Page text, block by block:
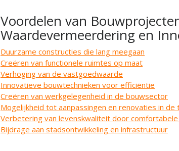
Voordelen van
Waardevermeerdering en
Duurzame constructies die lang meegaan
Creëren van functionele ruimtes op maat
Verhoging van de vastgoedwaarde
Innovatieve bouwtechnieken voor efficiëntie
Creëren van werkgelegenheid in de bouwsector
Mogelijkheid tot aanpassingen en renovaties in de
Verbetering van levenskwaliteit door
Bijdrage aan stadsontwikkeling en infrastructuur